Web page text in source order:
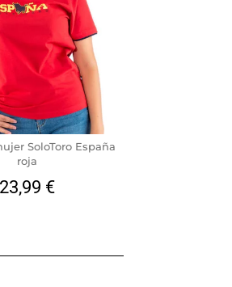
SoloToro España
roja
23,99 €